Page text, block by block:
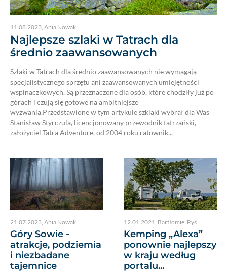
11.08.2023 Ania Nowak
Najlepsze szlaki w Tatrach dla
średnio zaawansowanych
Szlaki w Tatrach dla średnio zaawansowanych nie wymagają
specjalistycznego sprzętu ani zaawansowanych umiejętności
wspinaczkowych. Są przeznaczone dla osób, które chodziły już po
górach i czują się gotowe na ambitniejsze
wyzwania.Przedstawione w tym artykule szklaki wybrał dla Was
Stanisław Styrczula, licencjonowany przewodnik tatrzański,
założyciel Tatra Adventure, od 2004 roku ratownik...
21.07.2023, Ania Nowak
Góry Sowie -
atrakcje, podziemia
i niezbadane
tajemnice
12.01.2021, Bartłomiej Ryś
Kemping „Alexa”
ponownie najlepszy
w kraju według
portalu...